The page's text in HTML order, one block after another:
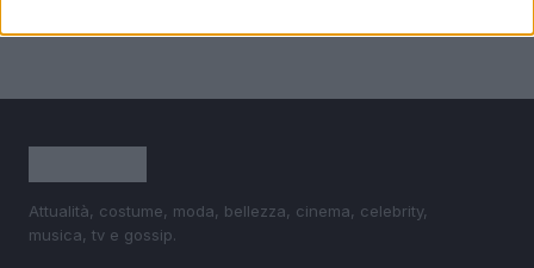
Attualità, costume, moda, bellezza, cinema, celebrity,
musica, tv e gossip.